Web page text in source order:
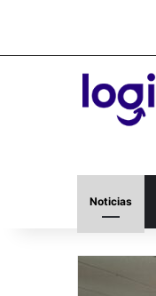
Noticias